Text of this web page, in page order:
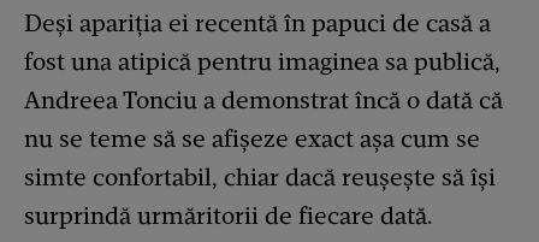
Deși apariția ei recentă în papuci de casă a
fost una atipică pentru imaginea sa publică,
Andreea Tonciu a demonstrat încă o dată că
nu se teme să se afișeze exact așa cum se
simte confortabil, chiar dacă reușește să își
surprindă urmăritorii de fiecare dată.